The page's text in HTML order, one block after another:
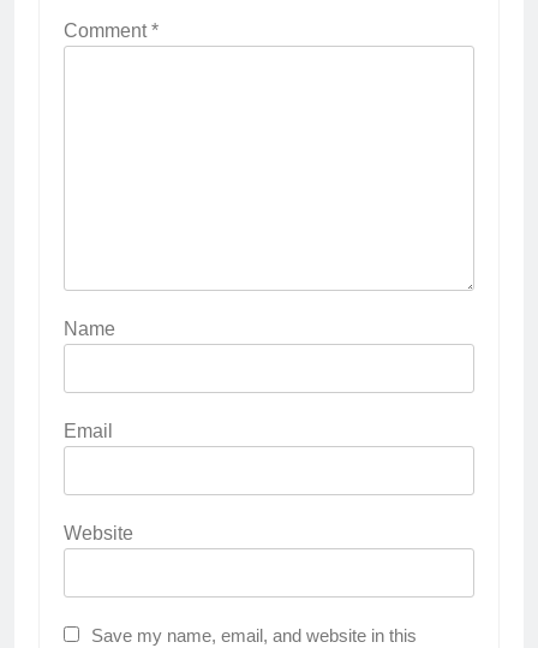
Comment*
Name
Email
Website
Save my name, email, and website in this